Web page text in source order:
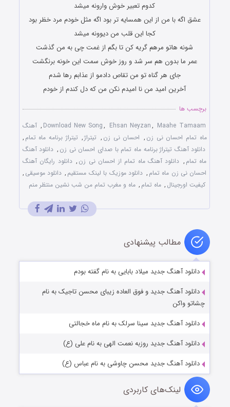
کدوم تعبیر خوش وارونه میشد
عشق اگه با من از این همسایه تر بود اگه مثل خودم مرد خظر بود
کجا این قلب من دیوونه میشد
شونه هاتو مرهم گریه کن تا بگم از غمت چی به من گذشت
عمر ما بدون هم سر شد و روز خوش سمت این خونه برنگشت
جای هر گناه تو من تقاص دادمو از عذابم رها شدم
آخرین امید من نا امیدم نکن من که دل کندم از خودم
برچسب ها
Download New Song, Ehsan Neyzan, Maahe Tamaam
, آهنگ
ماه تمام احسان نی زن , احسان نی زن , تیتراژ, تیتراژ برنامه ماه تمام ,
دانلود آهنگ تیتراژ برنامه ماه تمام با صدای احسان نی زن , دانلود آهنگ
ماه تمام , دانلود آهنگ ماه تمام از احسان نی زن , دانلود رایگان آهنگ
احسان نی زن ماه تمام , دانلود موزیک با لینک مستقیم , دانلود موسیقی ,
کیفیت اورجینال , ماه تمام , ماه و مغرب تمام من شب نشین منتظر منم
مطالب پیشنهادی
دانلود آهنگ جدید میلاد بابایی به نام گفته بودم
دانلود آهنگ جدید و فوق العاده زیبای محسن تاجیک به نام
چشاتو واکن
دانلود آهنگ جدید سینا سرلک به نام ماه خجالتی
دانلود آهنگ جدید روزبه نعمت الهی به نام علی (ع)
دانلود آهنگ جدید محسن چاوشی به نام عباس (ع)
لینک‌های کاربردی